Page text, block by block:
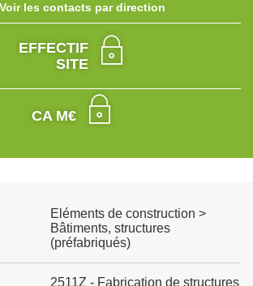
Voir les contacts par direction
EFFECTIF
SITE
CA M€
Eléments de construction >
Bâtiments, structures
(préfabriqués)
2511Z - Fabrication de structures